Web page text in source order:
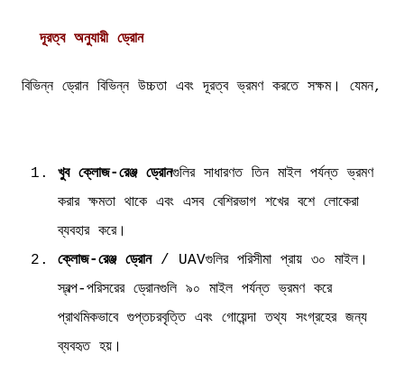
দূরত্ব অনুযায়ী ড্রোন
বিভিন্ন ড্রোন বিভিন্ন উচ্চতা এবং দূরত্ব ভ্রমণ করতে সক্ষম। যেমন,
খুব ক্লোজ-রেঞ্জ ড্রোনগুলির সাধারণত তিন মাইল পর্যন্ত ভ্রমণ
করার ক্ষমতা থাকে এবং এসব বেশিরভাগ শখের বশে লোকেরা
ব্যবহার করে।
ক্লোজ-রেঞ্জ ড্রোন/ UAVগুলির পরিসীমা প্রায় ৩০ মাইল।
স্বল্প-পরিসরের ড্রোনগুলি ৯০ মাইল পর্যন্ত ভ্রমণ করে
প্রাথমিকভাবে গুপ্তচরবৃত্তি এবং গোয়েন্দা তথ্য সংগ্রহের জন্য
ব্যবহৃত হয়।